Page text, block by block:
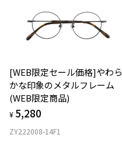
ウエリントン
フロント素材：メタル
[WEB限定セール価格]やわら
かな印象のメタルフレーム
(WEB限定商品)
¥ 5,280
ZY222008-14F1